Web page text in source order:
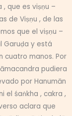
, que es viṣṇu –
de Viṣṇu , de las
que el viṣṇu –
y está
cuatro manos. Por
pudiera
por Hanumān
el śaṅkha , cakra ,
aclara que